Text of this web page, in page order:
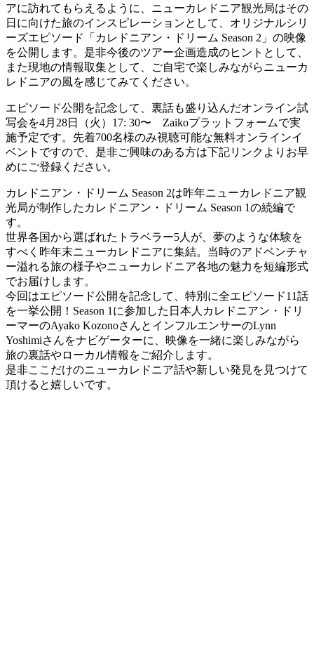
アに訪れてもらえるように、ニューカレドニア観光局はその
日に向けた旅のインスピレーションとして、オリジナルシリ
ーズエピソード「カレドニアン・ドリーム Season 2」の映像
を公開します。是非今後のツアー企画造成のヒントとして、
また現地の情報取集として、ご自宅で楽しみながらニューカ
レドニアの風を感じてみてください。
エピソード公開を記念して、裏話も盛り込んだオンライン試
写会を4月28日（火）17: 30〜 Zaikoプラットフォームで実
施予定です。先着700名様のみ視聴可能な無料オンラインイ
ベントですので、是非ご興味のある方は下記リンクよりお早
めにご登録ください。
カレドニアン・ドリーム Season 2は昨年ニューカレドニア観
光局が制作したカレドニアン・ドリーム Season 1の続編で
す。
世界各国から選ばれたトラベラー5人が、夢のような体験を
すべく昨年末ニューカレドニアに集結。当時のアドベンチャ
ー溢れる旅の様子やニューカレドニア各地の魅力を短編形式
でお届けします。
今回はエピソード公開を記念して、特別に全エピソード11話
を一挙公開！Season 1に参加した日本人カレドニアン・ドリ
ーマーのAyako KozonoさんとインフルエンサーのLynn
Yoshimiさんをナビゲーターに、映像を一緒に楽しみながら
旅の裏話やローカル情報をご紹介します。
是非ここだけのニューカレドニア話や新しい発見を見つけて
頂けると嬉しいです。